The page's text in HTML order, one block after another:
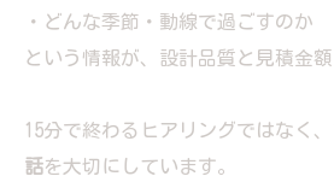
・どんな季節・動線で過ごすのか
という情報が、設計品質と見積金
15分で終わるヒアリングではなく、
話を大切にしています。